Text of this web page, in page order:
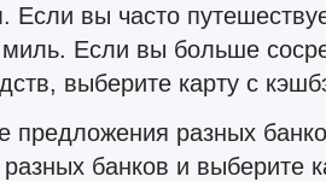
Если вы часто
Если вы больше
выберите карту с
предложения разных
банков и выберите